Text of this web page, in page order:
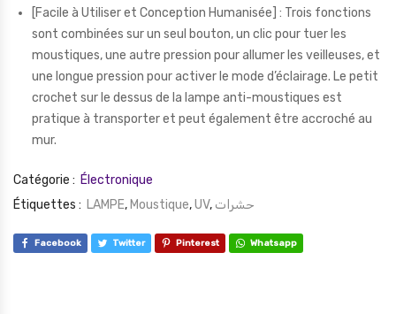
[Facile à Utiliser et Conception Humanisée] : Trois fonctions
sont combinées sur un seul bouton, un clic pour tuer les
moustiques, une autre pression pour allumer les veilleuses, et
une longue pression pour activer le mode d’éclairage. Le petit
crochet sur le dessus de la lampe anti-moustiques est
pratique à transporter et peut également être accroché au
mur.
Catégorie : Électronique
Étiquettes : LAMPE, Moustique,UV, حشرات
Facebook Twitter Pinterest Whatsapp